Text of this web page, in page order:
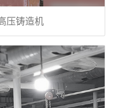
压铸造机